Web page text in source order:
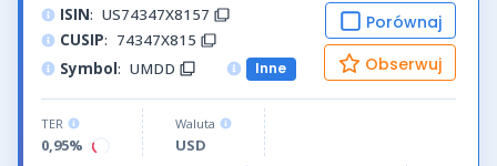
ISIN: US74347X8157
CUSIP: 74347X815
Symbol: UMDD Inne
Porównaj
Obserwuj
TER
0,95%
Waluta
USD